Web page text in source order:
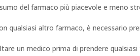
del farmaco più piacevole e meno
qualsiasi altro farmaco, è necessario
un medico prima di prendere